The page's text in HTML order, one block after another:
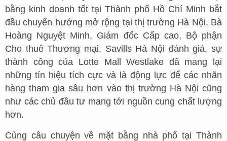
bằng kinh doanh tốt tại Thành phố Hồ Chí Minh bắt
đầu chuyển hướng mở rộng tại thị trường Hà Nội. Bà
Hoàng Nguyệt Minh, Giám đốc Cấp cao, Bộ phận
Cho thuê Thương mại, Savills Hà Nội đánh giá, sự
thành công của Lotte Mall Westlake đã mang lại
những tín hiệu tích cực và là động lực để các nhãn
hàng tham gia sâu hơn vào thị trường Hà Nội cũng
như các chủ đầu tư mang tới nguồn cung chất lượng
hơn.
Cùng câu chuyện về mặt bằng nhà phố tại Thành